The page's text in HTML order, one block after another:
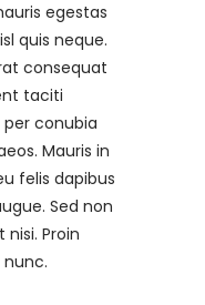
egestas
quis neque.
consequat
taciti
conubia
Mauris in
felis dapibus
Sed non
Proin